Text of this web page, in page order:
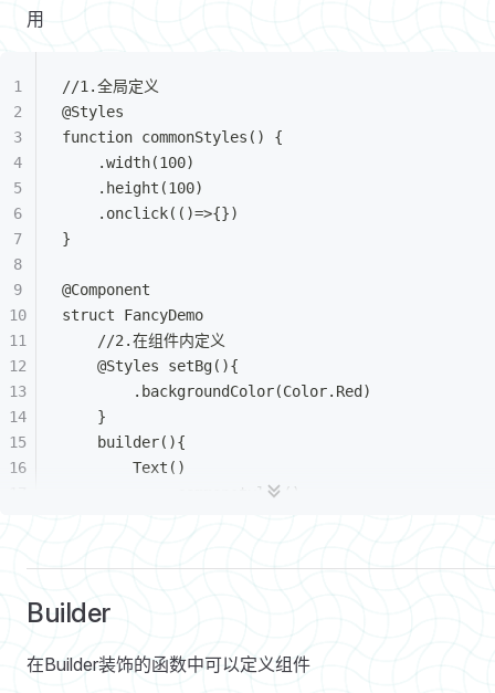
用
//1.全局定义
@Styles
function commonStyles() {
	.width(100)
	.height(100)
	.onclick(()=>{})
}
@Component
struct FancyDemo
	//2.在组件内定义
	@Styles setBg(){
		.backgroundColor(Color.Red)
	}
	builder(){
		Text()
			.commonstyles()
}
Builder
在Builder装饰的函数中可以定义组件